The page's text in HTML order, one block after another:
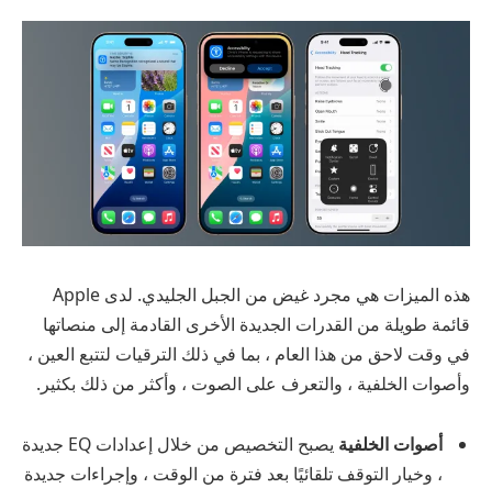
هذه الميزات هي مجرد غيض من الجبل الجليدي. لدى Apple
قائمة طويلة من القدرات الجديدة الأخرى القادمة إلى منصاتها
في وقت لاحق من هذا العام ، بما في ذلك الترقيات لتتبع العين ،
وأصوات الخلفية ، والتعرف على الصوت ، وأكثر من ذلك بكثير.
أصوات الخلفية
يصبح التخصيص من خلال إعدادات EQ جديدة
، وخيار التوقف تلقائيًا بعد فترة من الوقت ، وإجراءات جديدة